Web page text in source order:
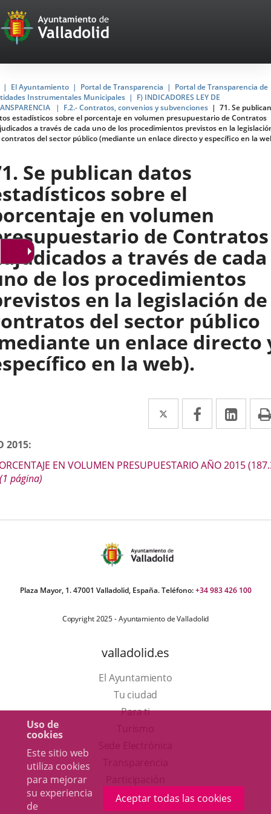
Uso de
cookies
Este sitio web
utiliza cookies
para mejorar
su experiencia
de
Aceptar todas las cookies
Portal
Web
del
Ayuntamiento
de
Valladolid
El Ayuntamiento Portal de Transparencia
Portal de Transparencia de
Instrumentales Municipales
F) INDICADORES LEY DE
F.2.- Contratos, convenios y subvenciones
71. Se publican
estadísticos sobre el porcentaje en volumen presupuestario de Contratos
a través de cada uno de los procedimientos previstos en la
contratos del sector público (mediante un enlace directo y específico en la
Se publican datos
sobre el
en volumen
de Contratos
a través de cada
de los procedimientos
en la legislación de
del sector público
un enlace directo
en la web).
Twitter
Enlace
a
aplicación
Facebook
Enlace
a
aplicación
a
2015:
EN VOLUMEN PRESUPUESTARIO AÑO 2015
página)
Plaza Mayor, 1. 47001 Valladolid, España. Teléfono:+34 983 426 100
Copyright 2025 - Ayuntamiento de Valladolid
valladolid.es
El Ayuntamiento
Tu ciudad
Para ti
en aplicación